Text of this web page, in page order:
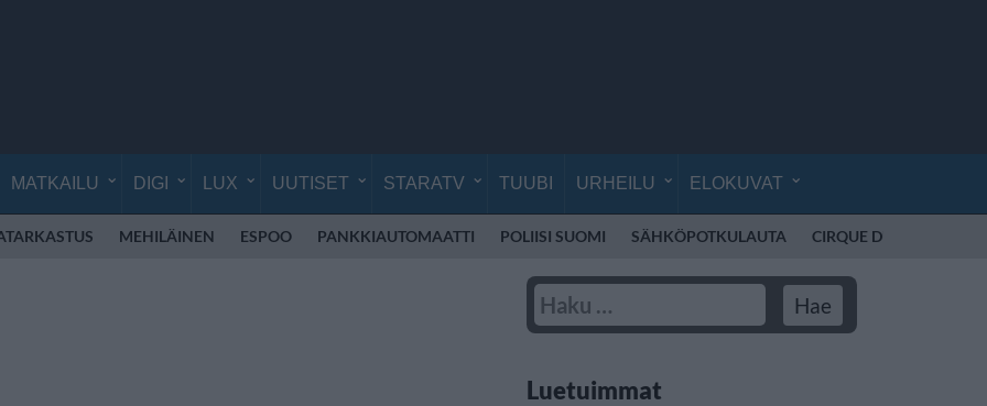
MATKAILU DIGI LUX UUTISET STARATV TUUBI URHEILU ELOKUVAT
MEHILÄINEN ESPOO PANKKIAUTOMAATTI POLIISI SUOMI SÄHKÖPOTKULAUTA CIRQUE DU SOLEIL
Luetuimmat